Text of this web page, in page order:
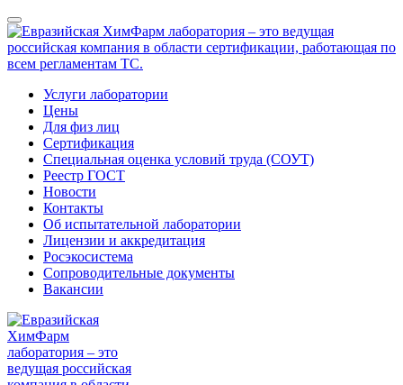
Услуги лаборатории
Цены
Для физ лиц
Сертификация
Специальная оценка условий труда (СОУТ)
Реестр ГОСТ
Новости
Контакты
Об испытательной лаборатории
Лицензии и аккредитация
Росэкосистема
Сопроводительные документы
Вакансии